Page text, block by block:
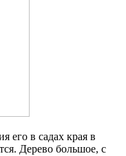
его в садах края в
Дерево большое, с